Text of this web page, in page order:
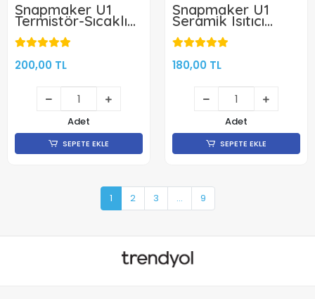
Snapmaker U1
Termistör-Sıcaklık
Sensörü
200,00 TL
Adet
SEPETE EKLE
Snapmaker U1
Seramik Isıtıcı
Fişek
180,00 TL
Adet
SEPETE EKLE
1 2 3 ... 9